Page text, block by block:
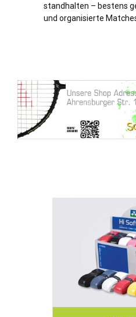
standhalten – bestens
und organisierte